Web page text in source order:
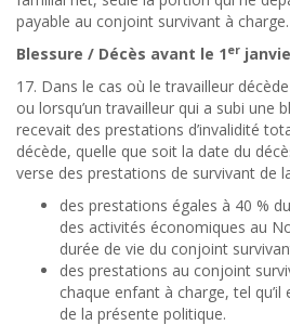
payable au conjoint survivant à charge.
Blessure / Décès avant le 1 er
17. Dans le cas où le travailleur
ou lorsqu’un travailleur qui a subi une
recevait des prestations d’invalidité
décède, quelle que soit la date du
verse des prestations de survivant de
des prestations égales à 40 %
des activités économiques au
durée de vie du conjoint
des prestations au conjoint
chaque enfant à charge, tel
de la présente politique.